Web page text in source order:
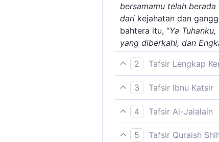
bersamamu telah
dari kejahatan dan
bahtera itu, “Ya
yang diberkahi, dan
2
Tafsir Lengkap
Nuh disuruh berdoa
hanya Engkaulah yang
lagi selaras bagi kami."
kapal:
Dan dia berkata,
3
Tafsir Ibnu Katsir
Tafsir ayat ini tidak
4
Tafsir Al-Jalalain
(Dan berdoalah) di kala
5 Tafsir Quraish